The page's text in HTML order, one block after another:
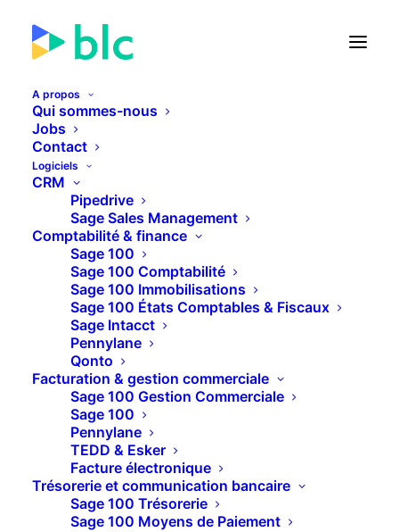
A propos
Qui sommes-nous
Jobs
Contact
Logiciels
CRM
Pipedrive
Sage Sales Management
Comptabilité & finance
Sage 100
Sage 100 Comptabilité
Sage 100 Immobilisations
Sage 100 États Comptables & Fiscaux
Sage Intacct
Pennylane
Qonto
Facturation & gestion commerciale
Sage 100 Gestion Commerciale
Sage 100
Pennylane
TEDD & Esker
Facture électronique
Trésorerie et communication bancaire
Sage 100 Trésorerie
Sage 100 Moyens de Paiement
🚀 Lancement de la Facture
25JOURS09HEURES33
PLUS D'INFOS
3 raisons d’utiliser un
logiciel en mode SaaS
On entend beaucoup ce terme en ce moment :